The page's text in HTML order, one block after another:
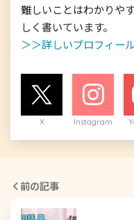
難しいことはわかりや
＞＞詳しいプロフィー
X Instagram
前の記事